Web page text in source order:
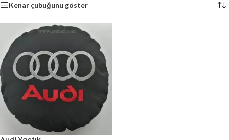
Kenar çubuğunu göster